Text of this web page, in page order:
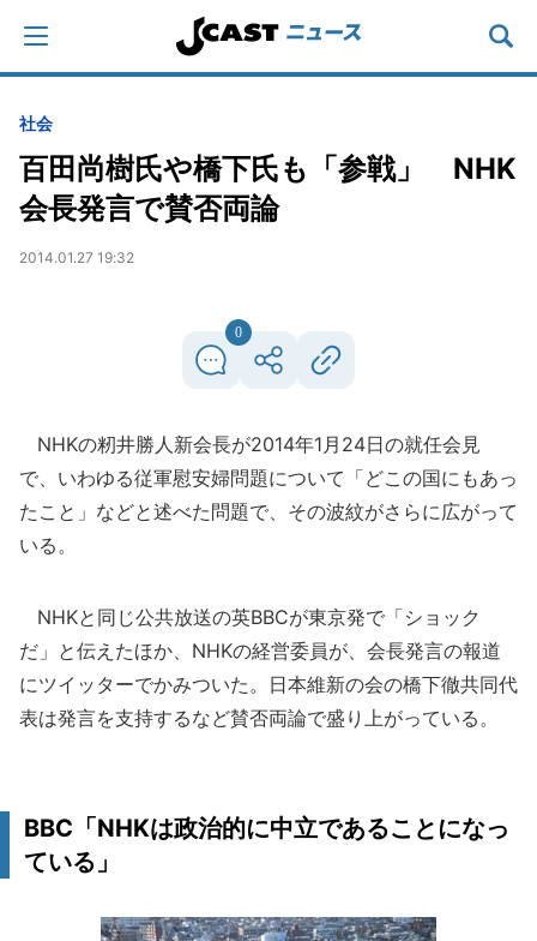
社会
百田尚樹氏や橋下氏も「参戦」 NHK
会長発言で賛否両論
2014.01.27 19:32
0
NHKの籾井勝人新会長が2014年1月24日の就任会見
で、いわゆる従軍慰安婦問題について「どこの国にもあっ
たこと」などと述べた問題で、その波紋がさらに広がって
いる。
NHKと同じ公共放送の英BBCが東京発で「ショック
だ」と伝えたほか、NHKの経営委員が、会長発言の報道
にツイッターでかみついた。日本維新の会の橋下徹共同代
表は発言を支持するなど賛否両論で盛り上がっている。
BBC「NHKは政治的に中立であることになっ
ている」